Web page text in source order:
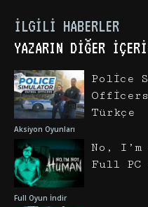
İLGILI HABERLER
YAZARIN DIĞER
Aksiyon Oyunları
Police
Türkçe
Full Oyun İndir
No,
Full PC